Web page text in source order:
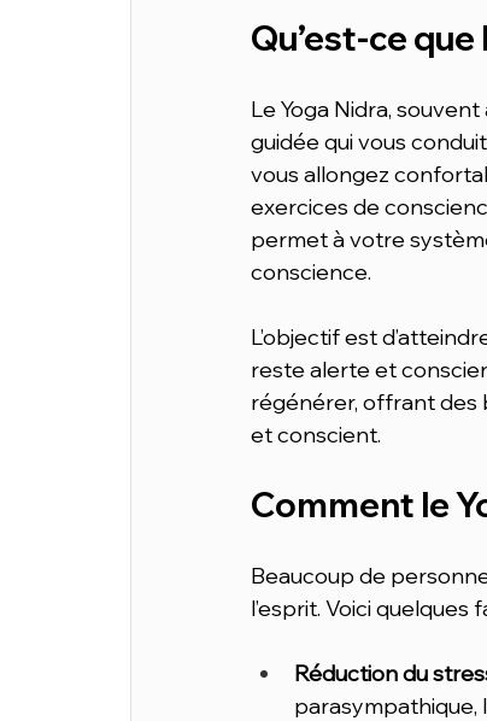
Qu’est-ce que
Le Yoga Nidra,
guidée qui vous
vous allongez
exercices de
permet à votre
conscience.
L’objectif est
reste alerte et
régénérer, offrant des
et conscient.
Comment le
Beaucoup de
l’esprit. Voici
Réduction du
parasympathique,